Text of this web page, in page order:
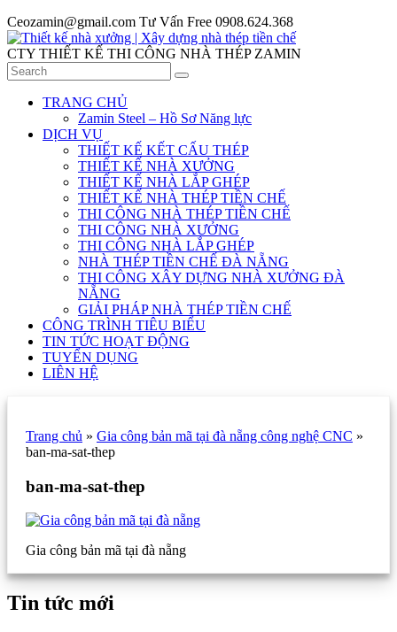
Ceozamin@gmail.com Tư Vấn Free 0908.624.368
CTY THIẾT KẾ THI CÔNG NHÀ THÉP ZAMIN
TRANG CHỦ
Zamin Steel – Hồ Sơ Năng lực
DỊCH VỤ
THIẾT KẾ KẾT CẤU THÉP
THIẾT KẾ NHÀ XƯỞNG
THIẾT KẾ NHÀ LẮP GHÉP
THIẾT KẾ NHÀ THÉP TIỀN CHẾ
THI CÔNG NHÀ THÉP TIỀN CHẾ
THI CÔNG NHÀ XƯỞNG
THI CÔNG NHÀ LẮP GHÉP
NHÀ THÉP TIỀN CHẾ ĐÀ NẴNG
THI CÔNG XÂY DỰNG NHÀ XƯỞNG ĐÀ
NẴNG
GIẢI PHÁP NHÀ THÉP TIỀN CHẾ
CÔNG TRÌNH TIÊU BIỂU
TIN TỨC HOẠT ĐỘNG
TUYỂN DỤNG
LIÊN HỆ
Trang chủ » Gia công bản mã tại đà nẵng công nghệ CNC »
ban-ma-sat-thep
ban-ma-sat-thep
Gia công bản mã tại đà nẵng
Tin tức mới